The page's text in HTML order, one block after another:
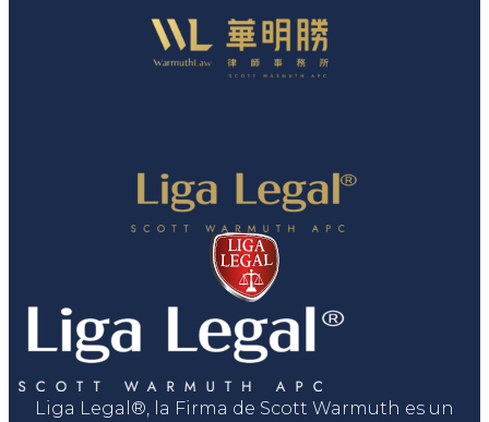
Liga Legal®, la Firma de Scott Warmuth es un